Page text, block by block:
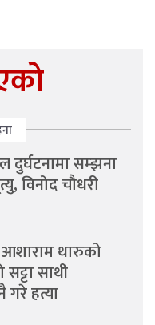
दुर्घटनामा सम्झना
विनोद चौधरी
आशाराम थारुको
सट्टा साथी
हत्या